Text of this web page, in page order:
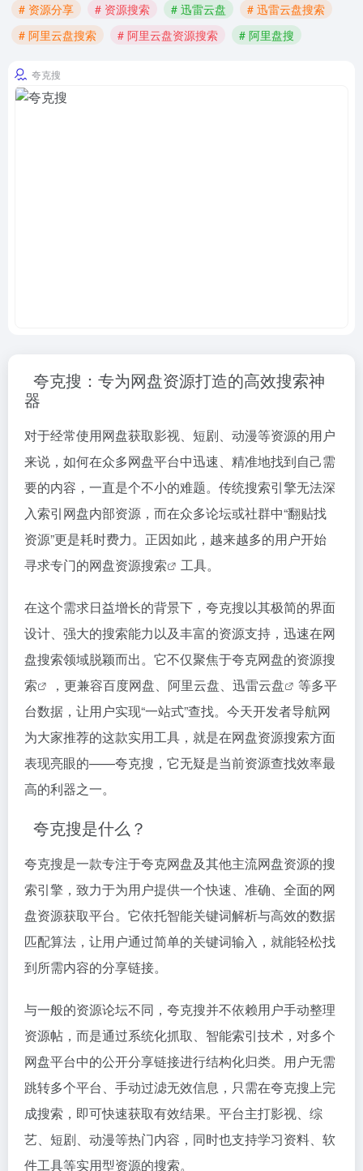
# 资源分享
# 资源搜索 # 迅雷云盘
# 迅雷云盘搜索
# 阿里云盘搜索
# 阿里云盘资源搜索 # 阿里盘搜
夸克搜
夸克搜：专为网盘资源打造的高效搜索神
器
对于经常使用网盘获取影视、短剧、动漫等资源的用户
来说，如何在众多网盘平台中迅速、精准地找到自己需
要的内容，一直是个不小的难题。传统搜索引擎无法深
入索引网盘内部资源，而在众多论坛或社群中“翻贴找
资源”更是耗时费力。正因如此，越来越多的用户开始
寻求专门的网盘资源搜索 工具。
在这个需求日益增长的背景下，夸克搜以其极简的界面
设计、强大的搜索能力以及丰富的资源支持，迅速在网
盘搜索领域脱颖而出。它不仅聚焦于夸克网盘的资源搜
索
，更兼容百度网盘、阿里云盘、 迅雷云盘
等多平
台数据，让用户实现“一站式”查找。今天开发者导航网
为大家推荐的这款实用工具，就是在网盘资源搜索方面
表现亮眼的——夸克搜，它无疑是当前资源查找效率最
高的利器之一。
夸克搜是什么？
夸克搜是一款专注于夸克网盘及其他主流网盘资源的搜
索引擎，致力于为用户提供一个快速、准确、全面的网
盘资源获取平台。它依托智能关键词解析与高效的数据
匹配算法，让用户通过简单的关键词输入，就能轻松找
到所需内容的分享链接。
与一般的资源论坛不同，夸克搜并不依赖用户手动整理
资源帖，而是通过系统化抓取、智能索引技术，对多个
网盘平台中的公开分享链接进行结构化归类。用户无需
跳转多个平台、手动过滤无效信息，只需在夸克搜上完
成搜索，即可快速获取有效结果。平台主打影视、综
艺、短剧、动漫等热门内容，同时也支持学习资料、软
件工具等实用型资源的搜索。